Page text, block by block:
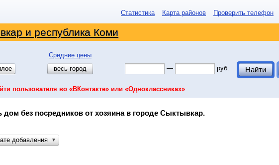
Статистика Карта районов Проверить телефон
и республика Коми
Средние цены
весь город — руб. Найти
пользователя во «ВКонтакте» или «Одноклассниках»
дом без посредников от хозяина в городе Сыктывкар.
добавления ▼